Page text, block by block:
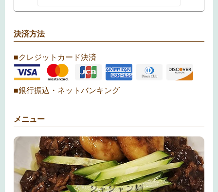
決済方法
■クレジットカード決済
■銀行振込・ネットバンキング
メニュー